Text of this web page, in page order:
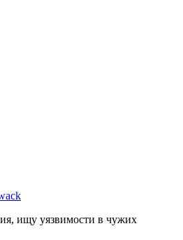
ищу уязвимости в чужих